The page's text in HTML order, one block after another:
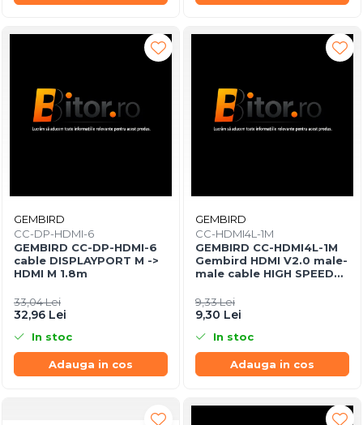
GEMBIRD
CC-DP-HDMI-6
GEMBIRD CC-DP-HDMI-6
cable DISPLAYPORT M ->
HDMI M 1.8m
33,04 Lei
32,96 Lei
In stoc
Adauga in cos
GEMBIRD
CC-HDMI4L-1M
GEMBIRD CC-HDMI4L-1M
Gembird HDMI V2.0 male-
male cable HIGH SPEED
9,33 Lei
9,30 Lei
In stoc
Adauga in cos